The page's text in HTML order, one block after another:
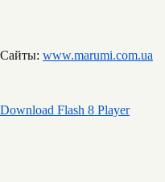
Сайты: www.marumi.com.ua
Download Flash 8 Player